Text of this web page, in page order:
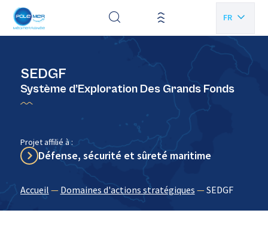
FR
SEDGF
Système d’Exploration Des Grands Fonds
Projet affilié à :
Défense, sécurité et sûreté maritime
Accueil — Domaines d'actions stratégiques —SEDGF
Panneau de gestion des cookies